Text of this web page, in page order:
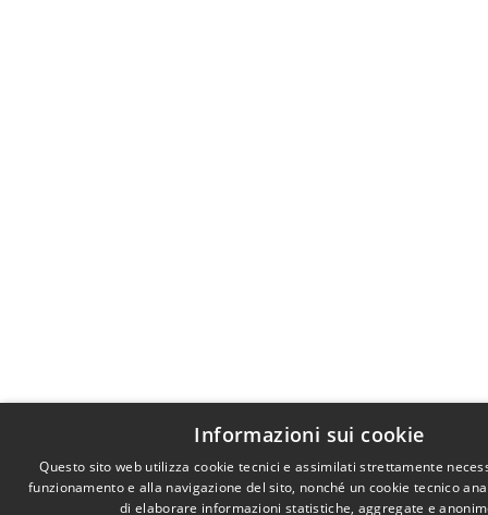
Informazioni sui cookie
Questo sito web utilizza cookie tecnici e assimilati strettamente
funzionamento e alla navigazione del sito, nonché un cookie tecnico
di elaborare informazioni statistiche, aggregate e